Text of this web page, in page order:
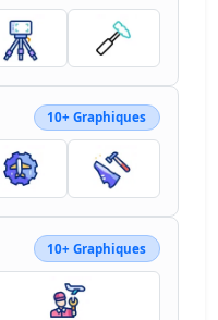
10+ Graphiques
10+ Graphiques